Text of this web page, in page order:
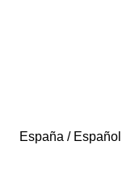
España / Español